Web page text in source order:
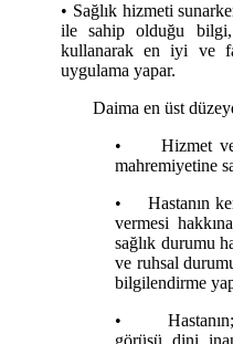
• Sağlık hizmeti
ile sahip olduğu bilgi,
kullanarak en iyi ve
uygulama yapar.
Daima en üst
•
Hizmet
mahremiyetine
•
Hastanın
vermesi
sağlık durumu
ve ruhsal
bilgilendirme
•